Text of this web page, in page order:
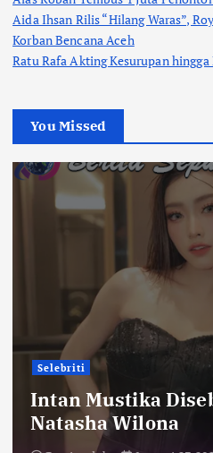
Aida Ihsan Rilis “Hilang Waras”,
Korban Bencana Aceh
Ratu Rafa Akting Kesurupan
You Missed
Selebriti
Intan Mustika
Natasha Wilona